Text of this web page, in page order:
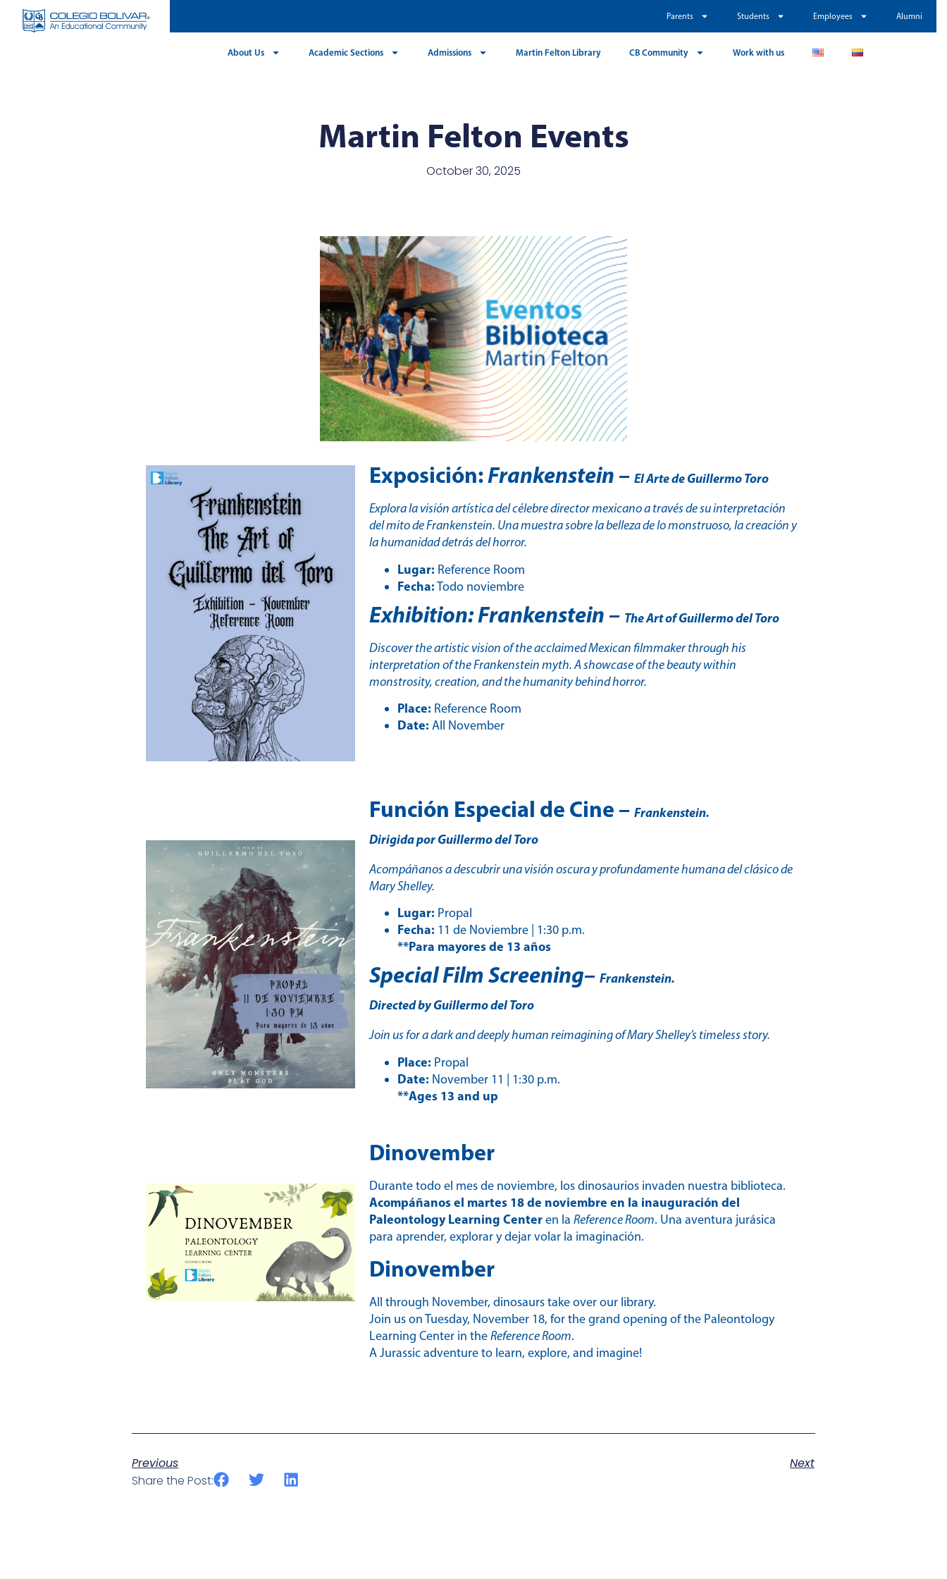
Parents Students Employees Alumni
About Us Academic Sections Admissions Martin Felton Library CB Community Work with us
Martin Felton Events
October 30, 2025
Exposición:Frankenstein – El Arte de Guillermo Toro
Explora la visión artística del célebre director mexicano a través de su interpretación
del mito de Frankenstein. Una muestra sobre la belleza de lo monstruoso, la creación y
la humanidad detrás del horror.
Lugar: Reference Room
Fecha:Todo noviembre
Exhibition: Frankenstein – The Art of Guillermo del Toro
Discover the artistic vision of the acclaimed Mexican filmmaker through his
interpretation of the Frankenstein myth. A showcase of the beauty within
monstrosity, creation, and the humanity behind horror.
Place: Reference Room
Date: All November
Función Especial de Cine– Frankenstein.
Dirigida por Guillermo del Toro
Acompáñanos a descubrir una visión oscura y profundamente humana del clásico de
Mary Shelley.
Lugar: Propal
Fecha: 11 de Noviembre | 1:30 p.m.
**Para mayores de 13 años
Special Film Screening– Frankenstein.
Directed by Guillermo del Toro
Join us for a dark and deeply human reimagining of Mary Shelley’s timeless story.
Place: Propal
Date: November 11 | 1:30 p.m.
**Ages 13 and up
Dinovember
Durante todo el mes de noviembre, los dinosaurios invaden nuestra biblioteca.
Acompáñanos el martes 18 de noviembre en la inauguración del
Paleontology Learning Centeren la Reference Room. Una aventura jurásica
para aprender, explorar y dejar volar la imaginación.
Dinovember
All through November, dinosaurs take over our library.
Join us on Tuesday, November 18, for the grand opening of the Paleontology
Learning Center in theReference Room.
A Jurassic adventure to learn, explore, and imagine!
Previous
Next
Share the Post: